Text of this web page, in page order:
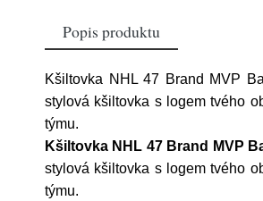
Popis produktu
Kšiltovka NHL 47 Brand MVP
stylová kšiltovka s logem tvého
týmu.
Kšiltovka NHL 47 Brand MVP
stylová kšiltovka s logem tvého
týmu.